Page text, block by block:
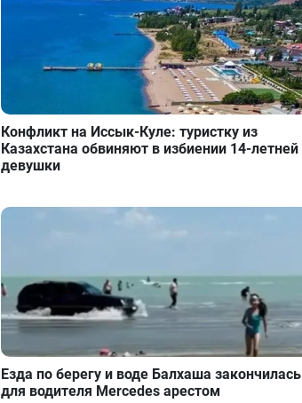
Конфликт на Иссык-Куле: туристку из
Казахстана обвиняют в избиении 14-летней
девушки
Езда по берегу и воде Балхаша закончилась
для водителя Mercedes арестом